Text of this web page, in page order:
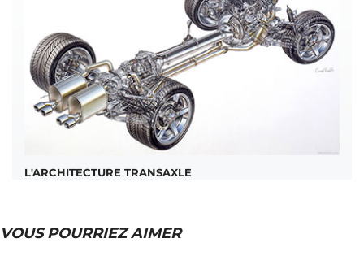
L'ARCHITECTURE TRANSAXLE
VOUS POURRIEZ AIMER